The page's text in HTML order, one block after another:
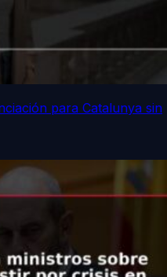
para Catalunya sin